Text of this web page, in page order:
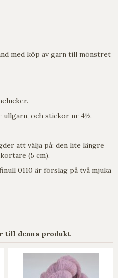
med köp av garn till mönstret
ullgarn, och stickor nr 4½.
att välja på: den lite längre
(5 cm).
0110 är förslag på två mjuka
till denna produkt